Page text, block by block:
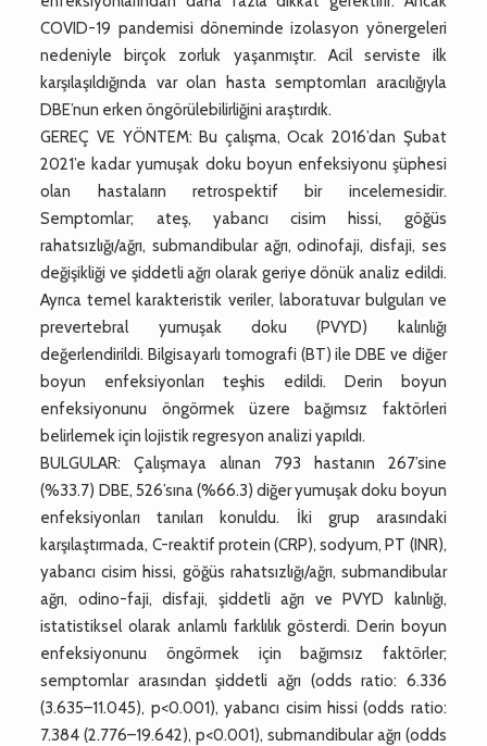
COVID-19 pandemisi döneminde izolasyon yönergeleri
nedeniyle birçok zorluk yaşanmıştır. Acil serviste ilk
karşılaşıldığında var olan hasta semptomları aracılığıyla
DBE’nun erken öngörülebilirliğini araştırdık.
GEREÇ VE YÖNTEM: Bu çalışma, Ocak 2016’dan Şubat
2021’e kadar yumuşak doku boyun enfeksiyonu şüphesi
olan hastaların retrospektif bir incelemesidir.
Semptomlar; ateş, yabancı cisim hissi, göğüs
rahatsızlığı/ağrı, submandibular ağrı, odinofaji, disfaji, ses
değişikliği ve şiddetli ağrı olarak geriye dönük analiz edildi.
Ayrıca temel karakteristik veriler, laboratuvar bulguları ve
prevertebral yumuşak doku (PVYD) kalınlığı
değerlendirildi. Bilgisayarlı tomografi (BT) ile DBE ve diğer
boyun enfeksiyonları teşhis edildi. Derin boyun
enfeksiyonunu öngörmek üzere bağımsız faktörleri
belirlemek için lojistik regresyon analizi yapıldı.
BULGULAR: Çalışmaya alınan 793 hastanın 267’sine
(%33.7) DBE, 526’sına (%66.3) diğer yumuşak doku boyun
enfeksiyonları tanıları konuldu. İki grup arasındaki
karşılaştırmada, C-reaktif protein (CRP), sodyum, PT (INR),
yabancı cisim hissi, göğüs rahatsızlığı/ağrı, submandibular
ağrı, odino-faji, disfaji, şiddetli ağrı ve PVYD kalınlığı,
istatistiksel olarak anlamlı farklılık gösterdi. Derin boyun
enfeksiyonunu öngörmek için bağımsız faktörler;
semptomlar arasından şiddetli ağrı (odds ratio: 6.336
(3.635–11.045), p<0.001), yabancı cisim hissi (odds ratio:
7.384 (2.776–19.642), p<0.001), submandibular ağrı (odds